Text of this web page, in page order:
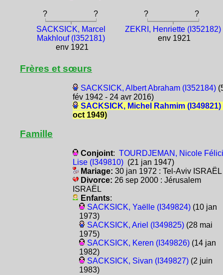
? ? ?
?
SACKSICK, Marcel
Makhlouf (I352181)
env 1921
ZEKRI, Henriette (I352182)
env 1921
Frères et sœurs
SACKSICK, Albert Abraham (I352184)
fév 1942 - 24 avr 2016)
SACKSICK, Michel Rahmim (I349821)
oct 1949)
Famille
Conjoint: TOURDJEMAN, Nicole
Lise (I349810)(21 jan 1947)
Mariage: 30 jan 1972 : Tel-Aviv ISRAËL
Divorce: 26 sep 2000 : Jérusalem
ISRAËL
Enfants:
SACKSICK, Yaëlle (I349824)(10 jan
1973)
SACKSICK, Ariel (I349825)(28 mai
1975)
SACKSICK, Keren (I349826)(14 jan
1982)
SACKSICK, Sivan (I349827)(2 juin
1983)